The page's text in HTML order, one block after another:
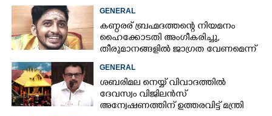
GENERAL
കണ്ഠരര് ബ്രഹ്മദത്തന്റെ നിയമനം
ഹൈക്കോടതി അംഗീകരിച്ചു,​
തീരുമാനങ്ങളിൽ ജാഗ്രത വേണമെന്ന്
GENERAL
ശബരിമല നെയ്യ് വിവാദത്തിൽ
ദേവസ്വം വിജിലൻസ്
അന്വേഷണത്തിന് ഉത്തരവിട്ട് മന്ത്രി